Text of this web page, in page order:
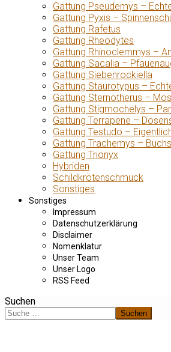
Gattung Pseudemys –
Gattung Pyxis –
Gattung Rafetus
Gattung Rheodytes
Gattung Rhinoclemmys –
Gattung Sacalia –
Gattung Siebenrockiella
Gattung Staurotypus –
Gattung Sternotherus –
Gattung Stigmochelys –
Gattung Terrapene –
Gattung Testudo –
Gattung Trachemys –
Gattung Trionyx
Hybriden
Schildkrötenschmuck
Sonstiges
Sonstiges
Impressum
Datenschutzerklärung
Disclaimer
Nomenklatur
Unser Team
Unser Logo
RSS Feed
Suchen
Suchen